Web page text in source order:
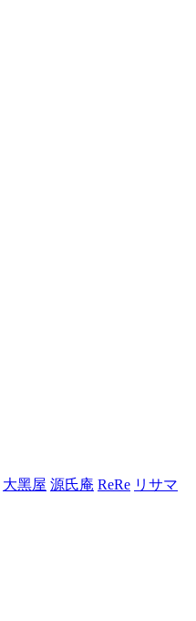
大黑屋 源氏庵 ReRe リサマ